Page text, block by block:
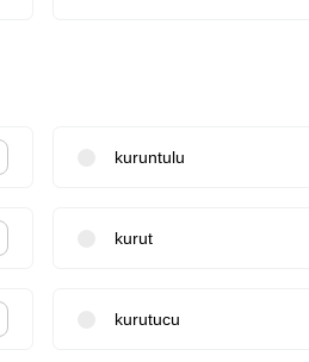
kuruntulu
kurut
kurutucu